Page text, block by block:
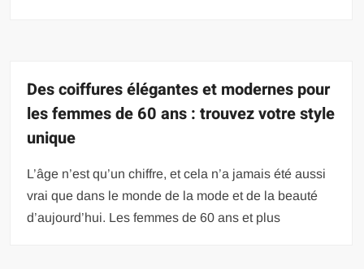
Des coiffures élégantes et modernes pour
les femmes de 60 ans : trouvez votre style
unique
L’âge n’est qu’un chiffre, et cela n’a jamais été aussi
vrai que dans le monde de la mode et de la beauté
d’aujourd’hui. Les femmes de 60 ans et plus